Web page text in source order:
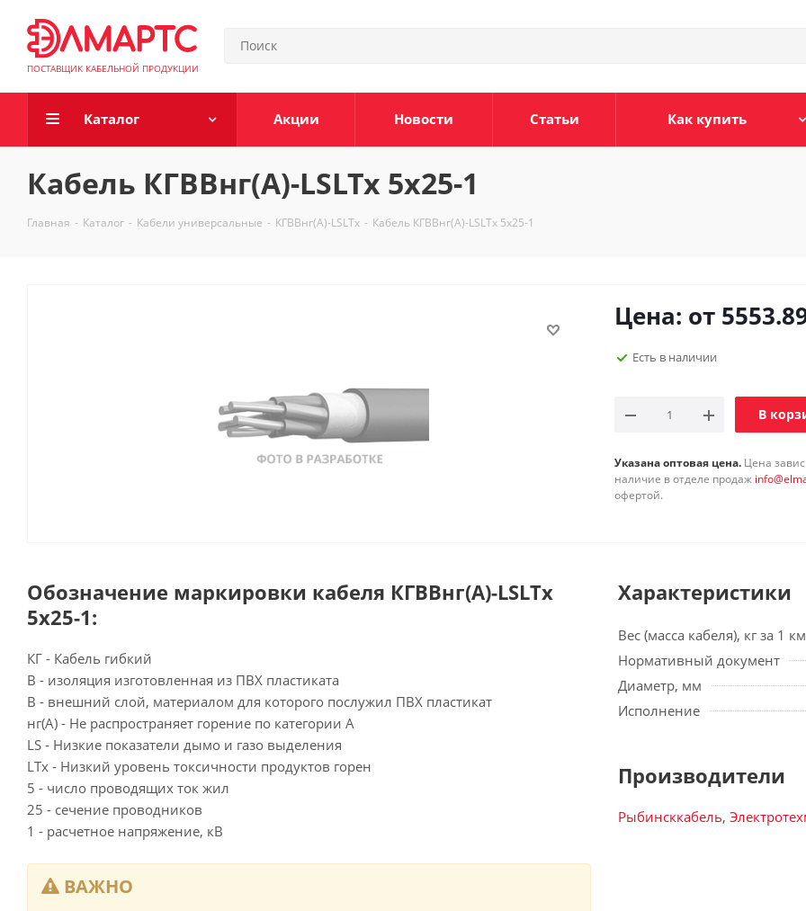
ПОСТАВЩИК КАБЕЛЬНОЙ ПРОДУКЦИИ
Каталог Акции Новости Статьи Как купить
Кабель КГВВнг(А)-LSLTx 5х25-1
Главная - Каталог - Кабели универсальные - КГВВнг(А)-LSLTx - Кабель КГВВнг(А)-LSLTx 5х25-1
Цена: от
Есть в наличии
В
Указана оптовая цена. Цена
наличие в отделе продаж
офертой.
Обозначение маркировки кабеля КГВВнг(А)-LSLTx
5х25-1:
КГ - Кабель гибкий
В - изоляция изготовленная из ПВХ пластиката
В - внешний слой, материалом для которого послужил ПВХ пластикат
нг(А) - Не распространяет горение по категории А
LS - Низкие показатели дымо и газо выделения
LTx - Низкий уровень токсичности продуктов горен
5 - число проводящих ток жил
25 - сечение проводников
1 - расчетное напряжение, кВ
ВАЖНО
Характеристики
Вес (масса кабеля), кг за 1 км
Нормативный документ
Диаметр, мм
Исполнение
Производители
Рыбинсккабель,